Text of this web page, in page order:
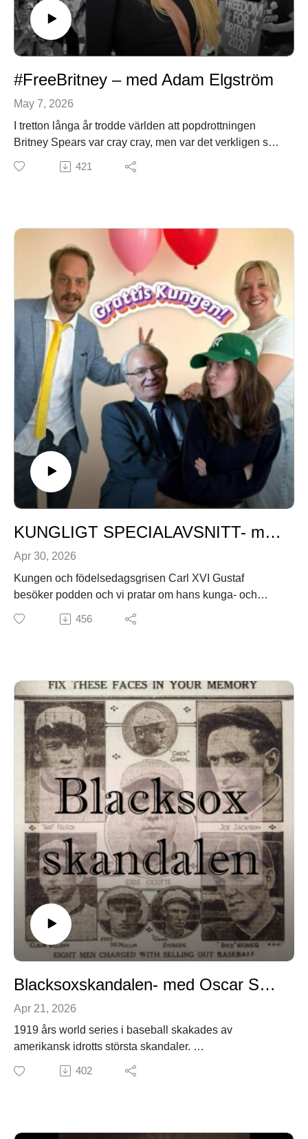
#FreeBritney – med Adam Elgström
May 7, 2026
I tretton långa år trodde världen att popdrottningen
Britney Spears var cray cray, men var det verkligen så?
Eva har läst ytterligare en bok i år, Olga är sjuk och
Adam får oförskämt mycket skit, #freeAdam.
?view=condensed
EFTERSNACKSGRUPP PÅ
FACEBOOKhttps://www.facebook.com/groups/317170
1036334090/
421
KUNGLIGT SPECIALAVSNITT- med Carl Gustaf Bernadotte
Apr 30, 2026
Kungen och födelsedagsgrisen Carl XVI Gustaf
besöker podden och vi pratar om hans kunga- och
skandalgärning.
456
Blacksoxskandalen- med Oscar Skoglund
Apr 21, 2026
1919 års world series i baseball skakades av
amerikansk idrotts största skandaler.
Vad vet Oscar Skoglund och Olga Bergara om denna
skandal. Inte mycket innan avsnittet och marginellt mer
402